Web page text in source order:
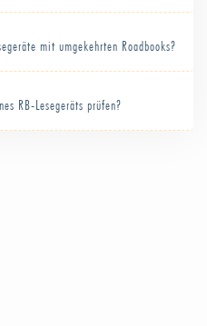
mit umgekehrten Roadbooks?
RB-Lesegeräts prüfen?